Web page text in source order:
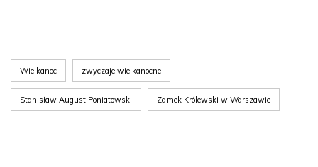
Wielkanoc zwyczaje wielkanocne
Stanisław August Poniatowski Zamek Królewski w Warszawie